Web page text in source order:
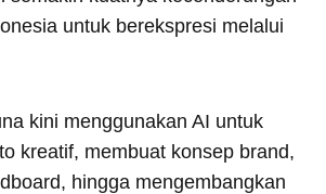
untuk berekspresi melalui
kini menggunakan AI untuk
kreatif, membuat konsep brand,
hingga mengembangkan